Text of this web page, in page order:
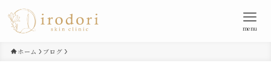
menu
ホーム ブログ